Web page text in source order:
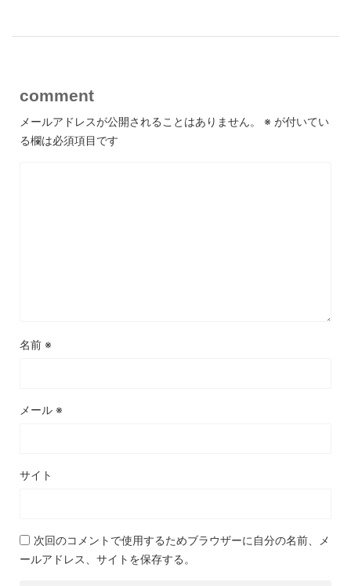
comment
メールアドレスが公開されることはありません。 ※ が付いてい
る欄は必須項目です
名前 ※
メール ※
サイト
次回のコメントで使用するためブラウザーに自分の名前、メ
ールアドレス、サイトを保存する。